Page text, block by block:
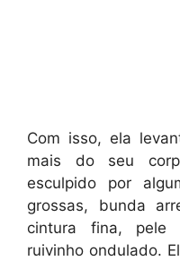
Com isso, ela
mais do seu
esculpido por
grossas, bunda
cintura fina, pele
ruivinho ondulado.